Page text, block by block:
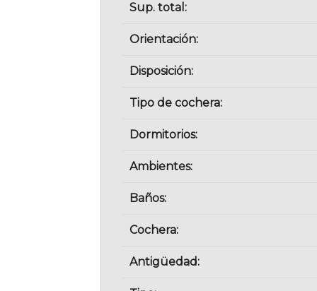
Sup. total:
Orientación:
Disposición:
Tipo de cochera:
Dormitorios:
Ambientes:
Baños:
Cochera:
Antigüedad: